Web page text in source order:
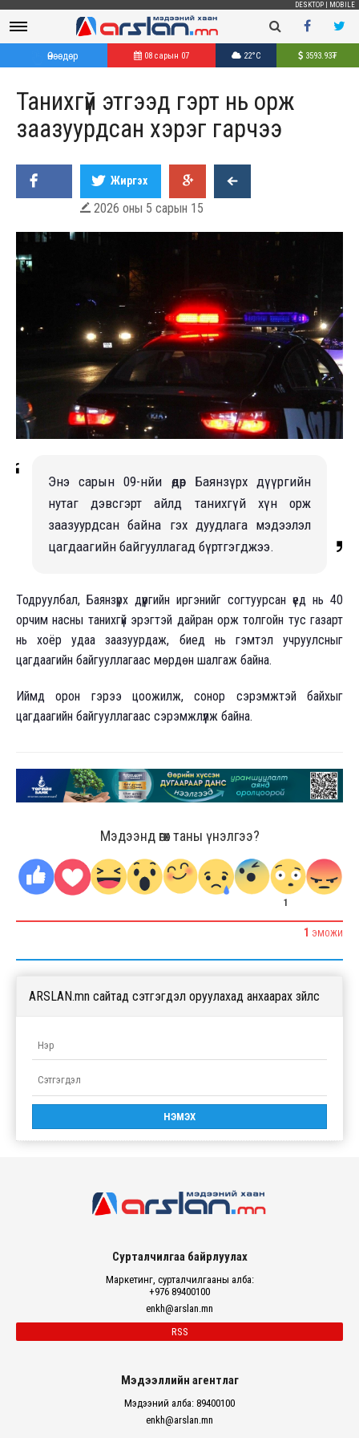
DESKTOP MOBILE
Өнөөдөр 08 сарын 07 22°C 3593.93₮
Танихгүй этгээд гэрт нь орж
заазуурдсан хэрэг гарчээ
Жиргэх
 2026 оны 5 сарын 15
Энэ сарын 09-нйи өдөр Баянзүрх дүүргийн
нутаг дэвсгэрт айлд танихгүй хүн орж
заазуурдсан байна гэх дуудлага мэдээлэл
цагдаагийн байгууллагад бүртгэгджээ.
Тодруулбал, Баянзүрх дүүргийн иргэнийг согтуурсан үед нь 40
орчим насны танихгүй эрэгтэй дайран орж толгойн тус газарт
нь хоёр удаа заазуурдаж, биед нь гэмтэл учруулсныг
цагдаагийн байгууллагаас мөрдөн шалгаж байна.
Иймд орон гэрээ цоожилж, сонор сэрэмжтэй байхыг
цагдаагийн байгууллагаас сэрэмжлүүлж байна.
Мэдээнд өгөх таны үнэлгээ?
1
1 ЭМОЖИ
ARSLAN.mn сайтад сэтгэгдэл оруулахад анхаарах зүйлс
Сурталчилгаа байрлуулах
Маркетинг, сурталчилгааны алба:
+976 89400100
enkh@arslan.mn
RSS
Мэдээллийн агентлаг
Мэдээний алба: 89400100
enkh@arslan.mn